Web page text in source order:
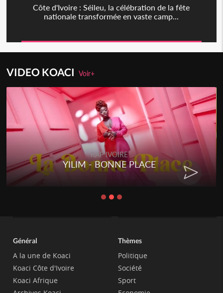
Côte d'Ivoire : Séileu, la célébration de la fête
nationale transformée en vaste camp...
VIDEO KOACIVoir+
RAP IVOIRE
YILIM - BONNE PLACE
Général
A la une de Koaci
Koaci Côte d'Ivoire
Koaci Afrique
Thèmes
Politique
Société
Sport